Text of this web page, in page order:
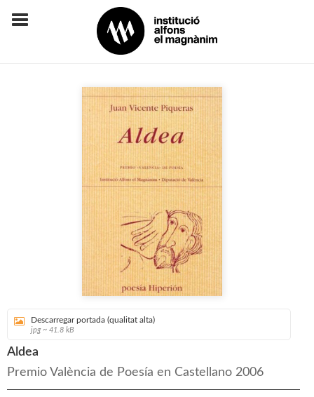
Descarregar portada (qualitat alta)
jpg ~ 41.8 kB
Aldea
Premio València de Poesía en Castellano 2006